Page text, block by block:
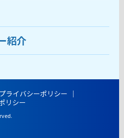
す
紹介
プライバシーポリシー
リシー